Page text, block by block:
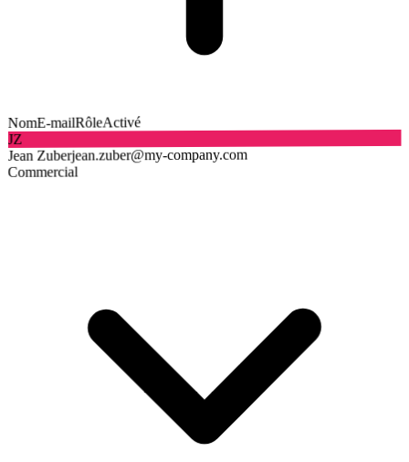
NomE-mailRôleActivé
JZ
Jean Zuberjean.zuber@my-company.com
Commercial